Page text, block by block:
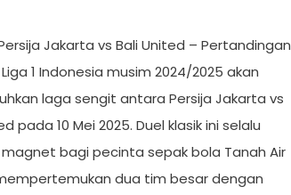
Jakarta vs Bali United – Pertandingan
1 Indonesia musim 2024/2025 akan
laga sengit antara Persija Jakarta vs
pada 10 Mei 2025. Duel klasik ini selalu
bagi pecinta sepak bola Tanah Air
dua tim besar dengan